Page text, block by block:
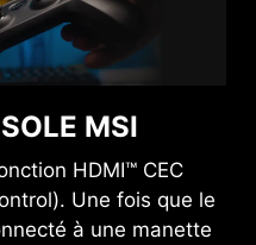
MSI
HDMI™ CEC
Une fois que le
à une manette